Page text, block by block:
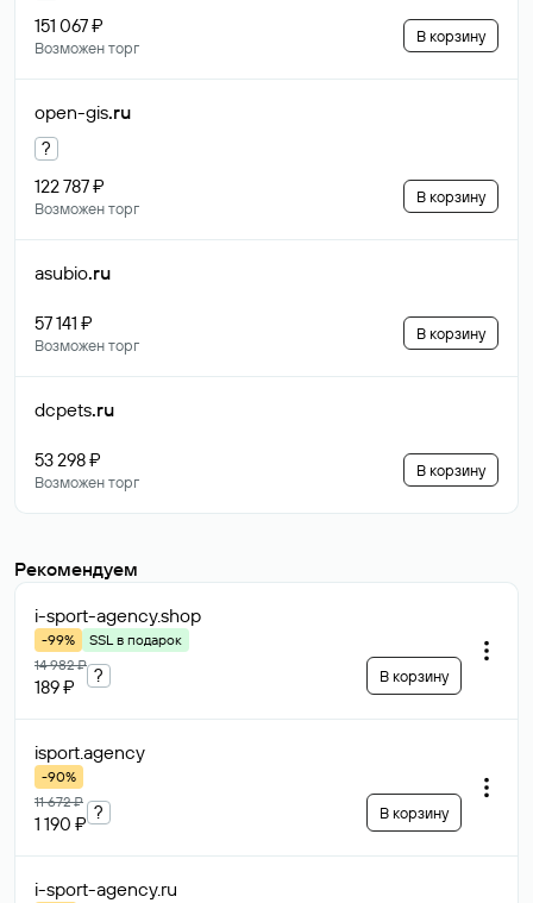
151 067 ₽
Возможен торг
В корзину
open-gis.ru
?
122 787 ₽
Возможен торг
В корзину
asubio.ru
57 141 ₽
Возможен торг
В корзину
dcpets.ru
53 298 ₽
Возможен торг
В корзину
Рекомендуем
i-sport-agency.shop
-99%
SSL в подарок
14 982 ₽
189 ₽
? В корзину
isport.agency
-90%
11 672 ₽
1 190 ₽
? В корзину
i-sport-agency.ru